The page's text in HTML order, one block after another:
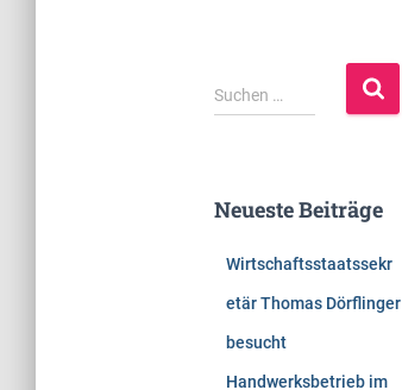
S
u
n
Suchen …
Neueste Beiträge
Wirtschaftsstaatssekr
etär Thomas Dörflinger
besucht
Handwerksbetrieb im